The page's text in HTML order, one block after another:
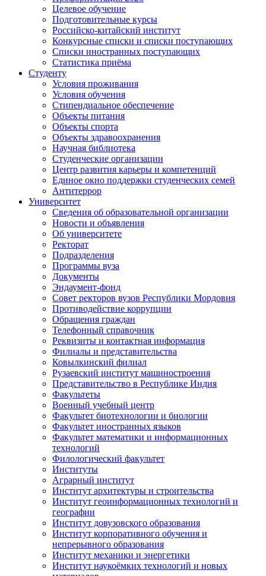
Целевое обучение
Подготовительные курсы
Российско-китайский институт
Конкурсные списки и списки поступающих
Списки иностранных поступающих
Статистика приёма
Студенту
Условия проживания
Условия обучения
Стипендиальное обеспечение
Объекты питания
Объекты спорта
Объекты здравоохранения
Научная библиотека
Студенческие организации
Центр развития карьеры и компетенций
Единое окно поддержки студенческих семей
Антитеррор
Университет
Сведения об образовательной организации
Новости и объявления
Об университете
Ректорат
Подразделения
Программы вуза
Документы
Эндаумент-фонд
Совет ректоров вузов Республики Мордовия
Противодействие коррупции
Обращения граждан
Телефонный справочник
Реквизиты и контактная информация
Филиалы и представительства
Ковылкинский филиал
Рузаевский институт машиностроения
Представительство в Республике Индия
Факультеты
Военный учебный центр
Факультет биотехнологии и биологии
Факультет иностранных языков
Факультет математики и информационных
технологий
Филологический факультет
Институты
Аграрный институт
Институт архитектуры и строительства
Институт геоинформационных технологий и
географии
Институт довузовского образования
Институт корпоративного обучения и
непрерывного образования
Институт механики и энергетики
Институт наукоёмких технологий и новых